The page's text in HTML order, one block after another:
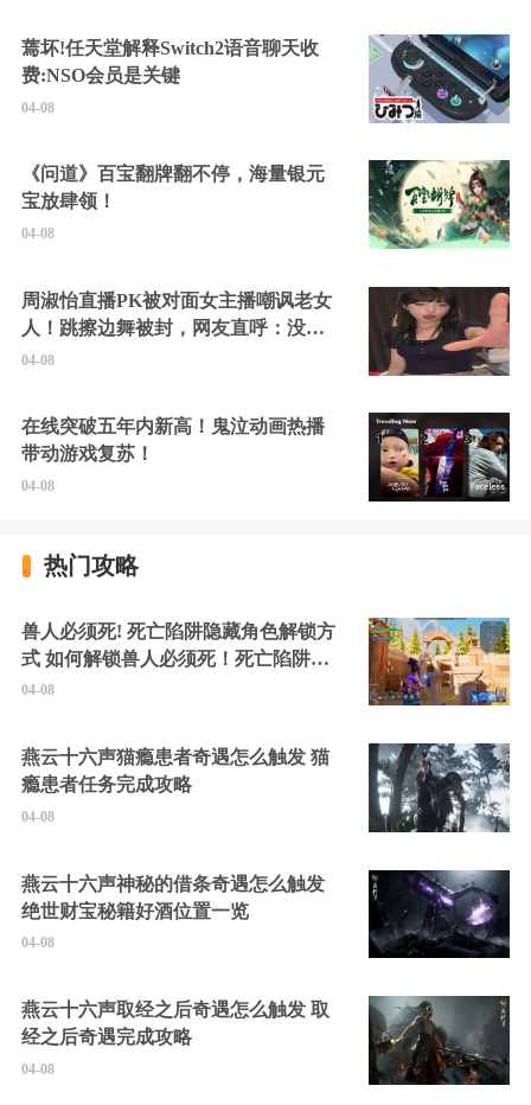
蔫坏!任天堂解释Switch2语音聊天收
费:NSO会员是关键
04-08
《问道》百宝翻牌翻不停，海量银元
宝放肆领！
04-08
周淑怡直播PK被对面女主播嘲讽老女
人！跳擦边舞被封，网友直呼：没边
硬擦封的好！
04-08
在线突破五年内新高！鬼泣动画热播
带动游戏复苏！
04-08
热门攻略
兽人必须死! 死亡陷阱隐藏角色解锁方
式 如何解锁兽人必须死！死亡陷阱中
的隐藏角色
04-08
燕云十六声猫瘾患者奇遇怎么触发 猫
瘾患者任务完成攻略
04-08
燕云十六声神秘的借条奇遇怎么触发
绝世财宝秘籍好酒位置一览
04-08
燕云十六声取经之后奇遇怎么触发 取
经之后奇遇完成攻略
04-08